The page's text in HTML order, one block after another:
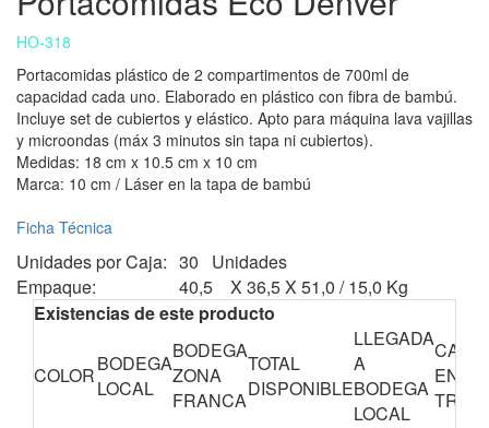
HO-318
Portacomidas plástico de 2 compartimentos de 700ml de
capacidad cada uno. Elaborado en plástico con fibra de bambú.
Incluye set de cubiertos y elástico. Apto para máquina lava vajillas
y microondas (máx 3 minutos sin tapa ni cubiertos).
Medidas: 18 cm x 10.5 cm x 10 cm
Marca: 10 cm / Láser en la tapa de bambú
Ficha Técnica
Unidades por Caja: 30 Unidades
Empaque:
40,5 X 36,5 X 51,0 / 15,0 Kg
Existencias de este producto
COLORBODEGA
LOCAL
BODEGA
ZONA
FRANCA
TOTAL
DISPONIBLE
LLEGADA
A
BODEGA
LOCAL
EN